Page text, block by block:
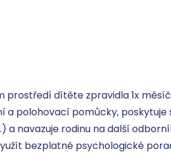
dítěte zpravidla 1x
a polohovací pomůcky, poskytuje
navazuje rodinu na další
bezplatné psychologické